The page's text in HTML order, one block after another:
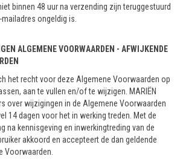
binnen 48 uur na verzending zijn teruggestuurd
ongeldig is.
ALGEMENE VOORWAARDEN - AFWIJKENDE
het recht voor deze Algemene Voorwaarden op
aan te vullen en/of te wijzigen. MARIËN
over wijzigingen in de Algemene Voorwaarden
14 dagen voor het in werking treden. Met de
na kennisgeving en inwerkingtreding van de
akkoord en accepteert de dan geldende
Voorwaarden.